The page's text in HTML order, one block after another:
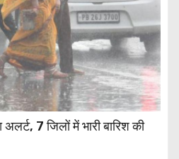
7 जिलों में भारी बारिश की